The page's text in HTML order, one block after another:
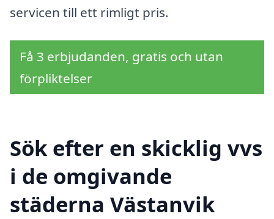
servicen till ett rimligt pris.
Få 3 erbjudanden, gratis och utan
förpliktelser
Sök efter en skicklig vvs
i de omgivande
städerna Västanvik